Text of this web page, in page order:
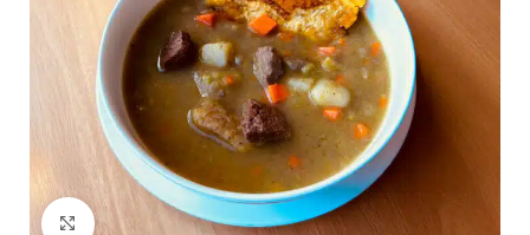
Haga Click para agrandar